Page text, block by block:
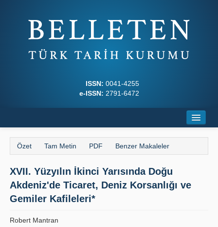
ISSN: 0041-4255
e-ISSN: 2791-6472
Hakkında
Dergi Kurulları
Özet Tam Metin PDF Benzer Makaleler
XVII. Yüzyılın İkinci Yarısında Doğu
Akdeniz'de Ticaret, Deniz Korsanlığı ve
Gemiler Kafileleri*
Robert Mantran